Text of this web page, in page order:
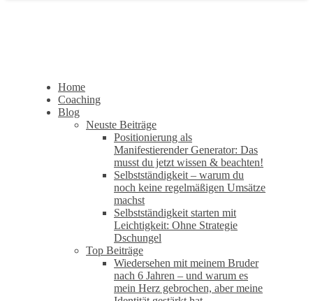
Home
Coaching
Blog
Neuste Beiträge
Positionierung als
Manifestierender Generator: Das
musst du jetzt wissen & beachten!
Selbstständigkeit – warum du
noch keine regelmäßigen Umsätze
machst
Selbstständigkeit starten mit
Leichtigkeit: Ohne Strategie
Dschungel
Top Beiträge
Wiedersehen mit meinem Bruder
nach 6 Jahren – und warum es
mein Herz gebrochen, aber meine